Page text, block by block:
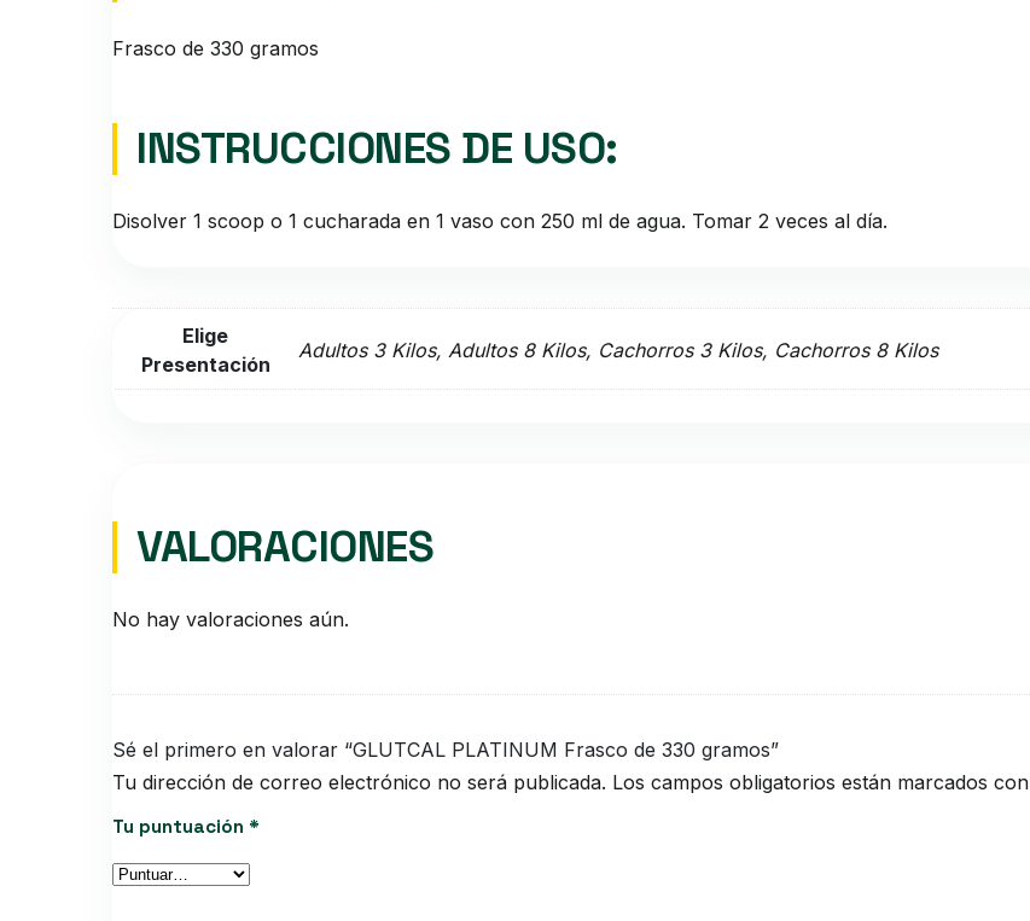
Frasco de 330 gramos
INSTRUCCIONES DE USO:
Disolver 1 scoop o 1 cucharada en 1 vaso con 250 ml de agua. Tomar 2 veces al día.
Elige
Presentación
Adultos 3 Kilos, Adultos 8 Kilos, Cachorros 3 Kilos, Cachorros 8 Kilos
VALORACIONES
No hay valoraciones aún.
Sé el primero en valorar “GLUTCAL PLATINUM Frasco de 330 gramos”
Tu dirección de correo electrónico no será publicada. Los campos obligatorios están marcados con
Tu puntuación *